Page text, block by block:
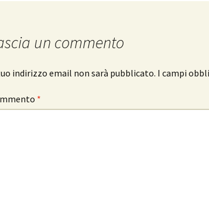
un commento
indirizzo email non sarà pubblicato. I campi
*